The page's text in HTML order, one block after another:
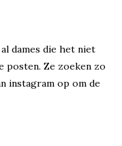
dames die het niet
posten. Ze zoeken zo
instagram op om de